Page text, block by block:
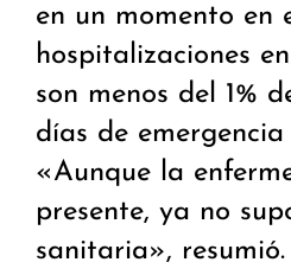
en un momento en
hospitalizaciones
son menos del 1%
días de
«Aunque la
presente, ya no
sanitaria», resumió.